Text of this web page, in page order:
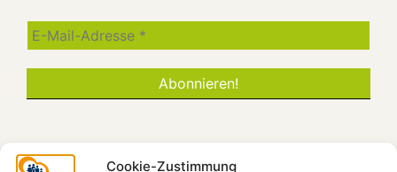
Cookie-Zustimmung